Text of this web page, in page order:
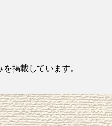
掲載しています。